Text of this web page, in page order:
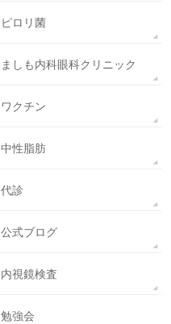
ピロリ菌
ましも内科眼科クリニック
ワクチン
中性脂肪
代診
公式ブログ
内視鏡検査
勉強会